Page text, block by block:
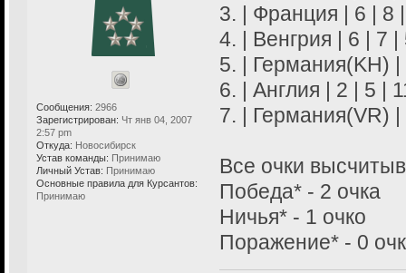
Сообщения: 2966
Зарегистрирован: Чт янв 04, 2007
2:57 pm
Откуда: Новосибирск
Устав команды: Принимаю
Личный Устав: Принимаю
Основные правила для Курсантов:
Принимаю
3. | Франция | 6 | 8
4. | Венгрия | 6 | 7
5. | Германия(KH)
6. | Англия | 2 | 5 |
7. | Германия(VR)
Все очки
Победа* - 2 очка
Ничья* - 1 очко
Поражение* - 0